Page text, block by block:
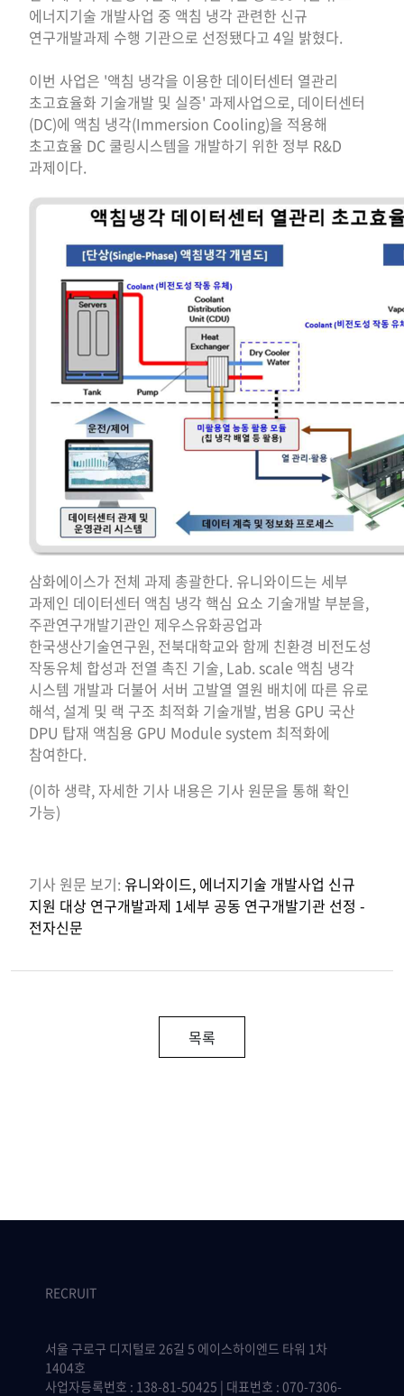
에너지기술 개발사업 중 액침 냉각 관련한 신규
연구개발과제 수행 기관으로 선정됐다고 4일 밝혔다.
이번 사업은 '액침 냉각을 이용한 데이터센터 열관리
초고효율화 기술개발 및 실증' 과제사업으로, 데이터센터
(DC)에 액침 냉각(Immersion Cooling)을 적용해
초고효율 DC 쿨링시스템을 개발하기 위한 정부 R&D
과제이다.
삼화에이스가 전체 과제 총괄한다. 유니와이드는 세부
과제인 데이터센터 액침 냉각 핵심 요소 기술개발 부분을,
주관연구개발기관인 제우스유화공업과
한국생산기술연구원, 전북대학교와 함께 친환경 비전도성
작동유체 합성과 전열 촉진 기술, Lab. scale 액침 냉각
시스템 개발과 더불어 서버 고발열 열원 배치에 따른 유로
해석, 설계 및 랙 구조 최적화 기술개발, 범용 GPU 국산
DPU 탑재 액침용 GPU Module system 최적화에
참여한다.
(이하 생략, 자세한 기사 내용은 기사 원문을 통해 확인
가능)
기사 원문 보기:유니와이드, 에너지기술 개발사업 신규
지원 대상 연구개발과제 1세부 공동 연구개발기관 선정 -
전자신문
목록
RECRUIT
서울 구로구 디지털로 26길 5 에이스하이엔드 타워 1차
1404호
사업자등록번호 : 138-81-50425 | 대표번호 : 070-7306-